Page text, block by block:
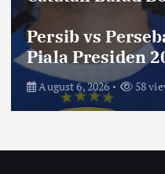
Toko
Laku
Saksikan di
August 3, 2026